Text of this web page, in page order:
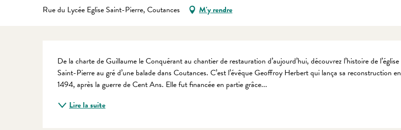
Rue du Lycée Eglise Saint-Pierre, Coutances M'y rendre
Description
De la charte de Guillaume le Conquérant au chantier de restauration d’aujourd’hui, découvrez l’histoire de l’église
Saint-Pierre au gré d’une balade dans Coutances. C’est l’évêque Geoffroy Herbert qui lança sa reconstruction en
1494, après la guerre de Cent Ans. Elle fut financée en partie grâce...
Lire la suite